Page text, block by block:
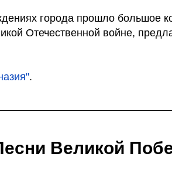
города прошло большое
Отечественной войне,
.
Великой